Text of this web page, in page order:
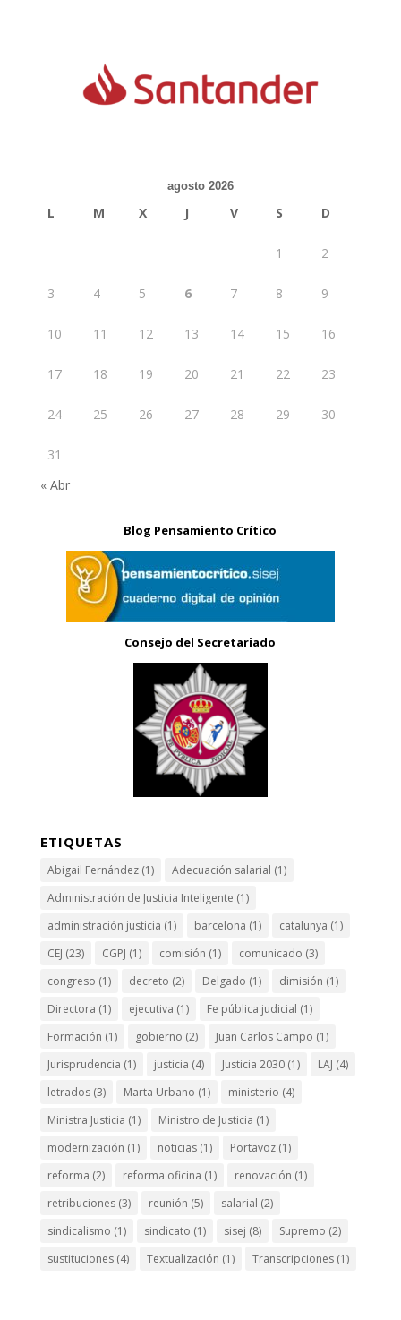
agosto 2026
L M X J V S D
1 2
3 4 5 6 7 8 9
10 11 12 13 14 15 16
17 18 19 20 21 22 23
24 25 26 27 28 29 30
31
« Abr
Blog Pensamiento Crítico
Consejo del Secretariado
ETIQUETAS
Abigail Fernández(1) Adecuación salarial (1)
Administración de Justicia Inteligente (1)
administración justicia (1) barcelona (1) catalunya (1)
CEJ (23) CGPJ (1) comisión (1) comunicado (3)
congreso (1) decreto (2) Delgado (1) dimisión (1)
Directora (1) ejecutiva (1) Fe pública judicial (1)
Formación (1) gobierno (2) Juan Carlos Campo (1)
Jurisprudencia (1) justicia (4) Justicia 2030(1) LAJ (4)
letrados(3) Marta Urbano (1) ministerio (4)
Ministra Justicia (1) Ministro de Justicia (1)
modernización (1) noticias(1) Portavoz(1)
reforma (2) reforma oficina (1) renovación (1)
retribuciones(3) reunión (5) salarial (2)
sindicalismo (1) sindicato (1) sisej (8) Supremo (2)
sustituciones(4) Textualización (1) Transcripciones(1)